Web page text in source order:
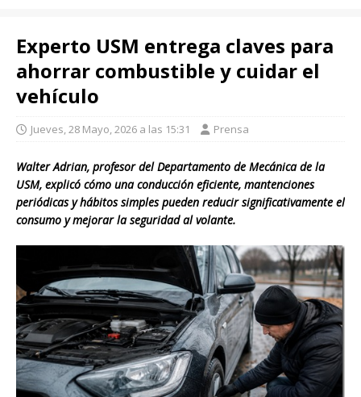
Experto USM entrega claves para
ahorrar combustible y cuidar el
vehículo
Jueves, 28 Mayo, 2026 a las 15:31 Prensa
Walter Adrian, profesor del Departamento de Mecánica de la
USM, explicó cómo una conducción eficiente, mantenciones
periódicas y hábitos simples pueden reducir significativamente el
consumo y mejorar la seguridad al volante.